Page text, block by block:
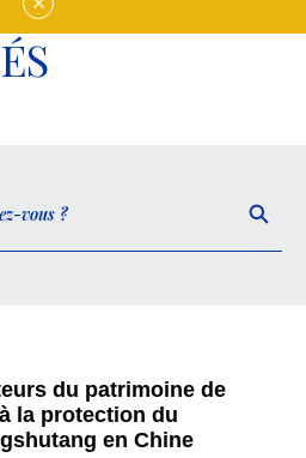
du patrimoine de
la protection du
en Chine